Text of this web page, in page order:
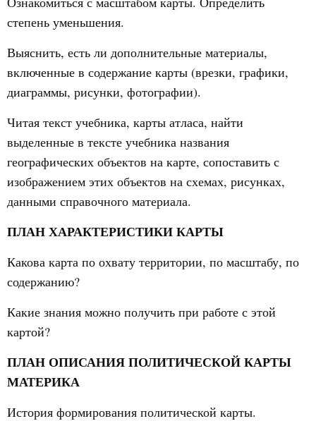
степень уменьшения.
Выяснить, есть ли дополнительные материалы,
включенные в содержание карты (врезки, графики,
диаграммы, рисунки, фотографии).
Читая текст учебника, карты атласа, найти
выделенные в тексте учебника названия
географических объектов на карте, сопоставить с
изображением этих объектов на схемах, рисунках,
данными справочного материала.
ПЛАН ХАРАКТЕРИСТИКИ КАРТЫ
Какова карта по охвату территории, по масштабу, по
содержанию?
Какие знания можно получить при работе с этой
картой?
ПЛАН ОПИСАНИЯ ПОЛИТИЧЕСКОЙ КАРТЫ
МАТЕРИКА
История формирования политической карты.